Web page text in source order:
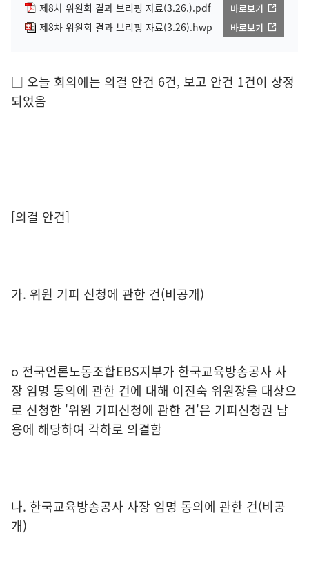
제8차 위원회 결과 브리핑 자료(3.26.).pdf 바로보기
제8차 위원회 결과 브리핑 자료(3.26).hwp 바로보기
□ 오늘 회의에는 의결 안건 6건, 보고 안건 1건이 상정
되었음
[의결 안건]
가. 위원 기피 신청에 관한 건(비공개)
o 전국언론노동조합EBS지부가 한국교육방송공사 사
장 임명 동의에 관한 건에 대해 이진숙 위원장을 대상으
로 신청한 '위원 기피신청에 관한 건'은 기피신청권 남
용에 해당하여 각하로 의결함
나. 한국교육방송공사 사장 임명 동의에 관한 건(비공
개)